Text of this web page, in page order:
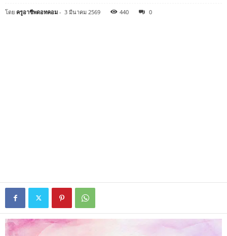
โดย ครูอาชีพดอทคอม - 3 มีนาคม 2569 440 0